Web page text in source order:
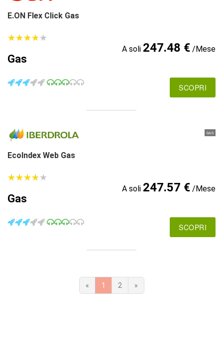
E.ON Flex Click Gas
★★★★★
★★★★★
Gas
A soli 247.48 €/Mese
SCOPRI
GAS
EcoIndex Web Gas
★★★★★
★★★★★
Gas
A soli 247.57 €/Mese
SCOPRI
« 1 2 »